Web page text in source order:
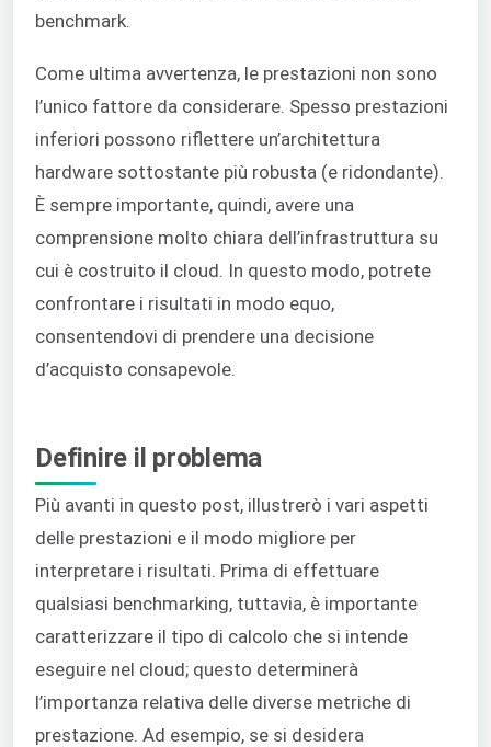
benchmark.
Come ultima avvertenza, le prestazioni non sono
l’unico fattore da considerare. Spesso prestazioni
inferiori possono riflettere un’architettura
hardware sottostante più robusta (e ridondante).
È sempre importante, quindi, avere una
comprensione molto chiara dell’infrastruttura su
cui è costruito il cloud. In questo modo, potrete
confrontare i risultati in modo equo,
consentendovi di prendere una decisione
d’acquisto consapevole.
Definire il problema
Più avanti in questo post, illustrerò i vari aspetti
delle prestazioni e il modo migliore per
interpretare i risultati. Prima di effettuare
qualsiasi benchmarking, tuttavia, è importante
caratterizzare il tipo di calcolo che si intende
eseguire nel cloud; questo determinerà
l’importanza relativa delle diverse metriche di
prestazione. Ad esempio, se si desidera